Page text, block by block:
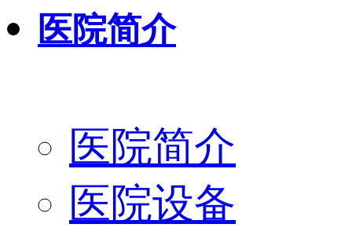
医院简介
医院简介
医院设备